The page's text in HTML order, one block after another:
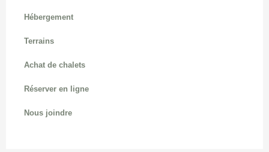
Hébergement
Terrains
Achat de chalets
Réserver en ligne
Nous joindre